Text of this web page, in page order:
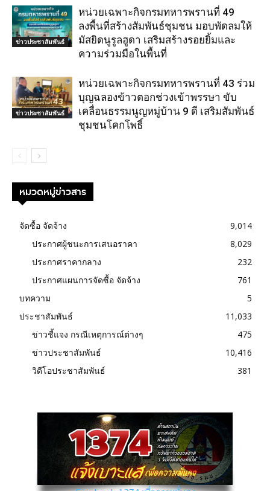
ข่าวประชาสัมพันธ์
หน่วยเฉพาะกิจกรมทหารพรานที่ 49
ลงพื้นที่สร้างสัมพันธ์ชุมชน มอบพัดลมให้
มัสยิดนูรูลฮูดา เสริมสร้างรอยยิ้มและ
ความร่วมมือในพื้นที่
ข่าวประชาสัมพันธ์
หน่วยเฉพาะกิจกรมทหารพรานที่ 43 ร่วม
บุญฉลองข้าวตอกช่วงเข้าพรรษา ขับ
เคลื่อนธรรมนูญหมู่บ้าน 9 ดี เสริมสัมพันธ์
ชุมชนโคกโพธิ์
หมวดหมู่ข่าวสาร
จัดซื้อ จัดจ้าง
9,014
ประกาศผู้ชนะการเสนอราคา
8,029
ประกาศราคากลาง
232
ประกาศแผนการจัดซื้อ จัดจ้าง
761
บทความ
5
ประชาสัมพันธ์
11,033
ข่าวชี้แจง กรณีเหตุการณ์ต่างๆ
475
ข่าวประชาสัมพันธ์
10,416
วิดีโอประชาสัมพันธ์
381